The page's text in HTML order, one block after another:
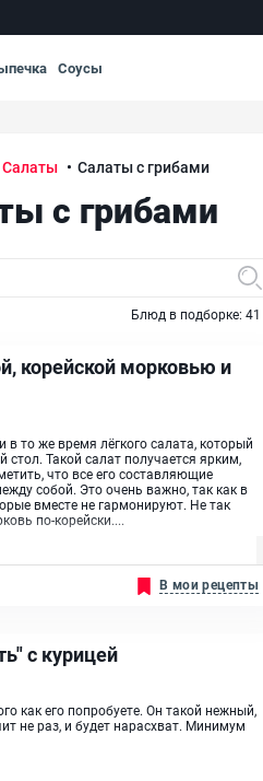
Соусы
Салаты Салаты с грибами
с грибами
Блюд в подборке: 41
корейской морковью и
в то же время лёгкого салата, который
Такой салат получается ярким,
что все его составляющие
собой. Это очень важно, так как в
вместе не гармонируют. Не так
по-корейски....
В мои рецепты
с курицей
как его попробуете. Он такой нежный,
не раз, и будет нарасхват. Минимум